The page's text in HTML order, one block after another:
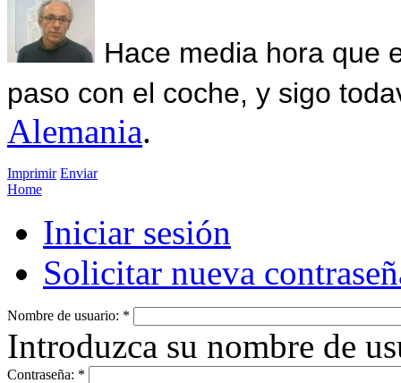
Hace media hora que
paso con el coche, y sigo
Alemania.
Imprimir Enviar
Home
Iniciar sesión
Solicitar nueva
Nombre de usuario: *
Introduzca su nombre de
Contraseña: *